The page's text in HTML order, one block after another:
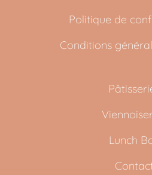
Politique de
Conditions
Lunch